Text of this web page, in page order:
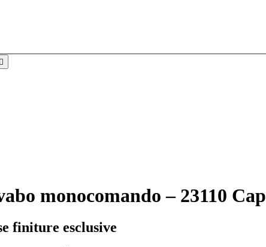

monocomando – 23110
finiture esclusive